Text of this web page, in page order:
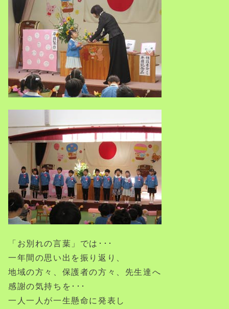
「お別れの言葉」では･･･
一年間の思い出を振り返り、
地域の方々、保護者の方々、先生達へ
感謝の気持ちを･･･
一人一人が一生懸命に発表し